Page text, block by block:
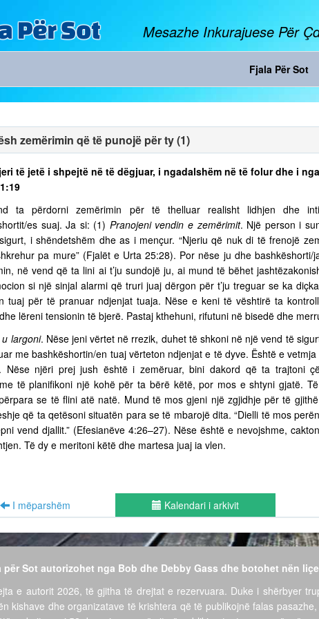
Për Sot Mesazhe Inkurajuese Për
Fjala Për Sot
zemërimin që të punojë për ty (1)
të jetë i shpejtë në të dëgjuar, i ngadalshëm në të folur dhe i
ta përdorni zemërimin për të thelluar realisht lidhjen dhe
es suaj. Ja si: (1) Pranojeni vendin e zemërimit. Një person i
i shëndetshëm dhe as i mençur. “Njeriu që nuk di të frenojë
pa mure” (Fjalët e Urta 25:28). Por nëse ju dhe bashkëshorti/
në vend që ta lini ai t’ju sundojë ju, ai mund të bëhet
si një sinjal alarmi që truri juaj dërgon për t’ju treguar se ka
tuaj për të pranuar ndjenjat tuaja. Nëse e keni të vështirë ta
lëreni tensionin të bjerë. Pastaj kthehuni, rifutuni në bisedë dhe
largoni. Nëse jeni vërtet në rrezik, duhet të shkoni në një vend të
me bashkëshortin/en tuaj vërteton ndjenjat e të dyve. Është e
Nëse njëri prej jush është i zemëruar, bini dakord që ta trajtoni
të planifikoni një kohë për ta bërë këtë, por mos e shtyni gjatë.
se të flini atë natë. Mund të mos gjeni një zgjidhje për të
që ta qetësoni situatën para se të mbarojë dita. “Dielli të mos
vend djallit.” (Efesianëve 4:26–27). Nëse është e nevojshme,
Të dy e meritoni këtë dhe martesa juaj ia vlen.
I mëparshëm Kalendari i arkivit
për Sot autorizohet nga Bob dhe Debby Gass dhe botohet nën
e autorit 2026, të gjitha të drejtat e rezervuara. Duke i shërbyer
kishave dhe organizatave të krishtera që të publikojnë falas